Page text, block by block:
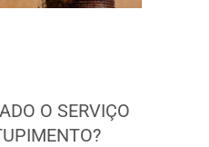
O SERVIÇO